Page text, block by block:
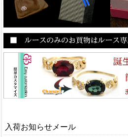
入荷お知らせメール